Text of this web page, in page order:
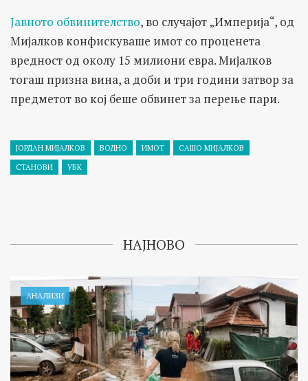
Јавното обвинителство, во случајот „Империја“, од
Мијалков конфискуваше имот со проценета
вредност од околу 15 милиони евра. Мијалков
тогаш призна вина, а доби и три години затвор за
предметот во кој беше обвинет за перење пари.
ЈОРДАН МИЈАЛКОВ ВОДНО ИМОТ
САШО МИЈАЛКОВ
СТАНОВИ
УБК
НАЈНОВО
АНАЛИЗИ